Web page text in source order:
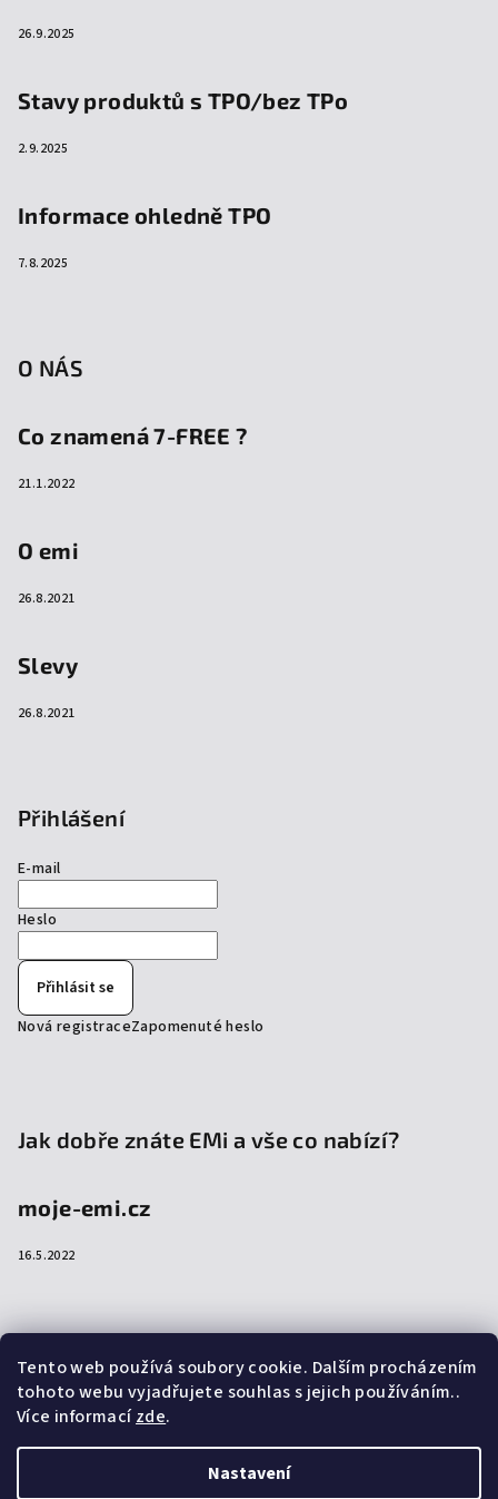
Tento web používá soubory cookie. Dalším procházením
tohoto webu vyjadřujete souhlas s jejich používáním..
Více informacízde.
Nastavení
26.9.2025
Stavy produktů s TPO/bez TPo
2.9.2025
Informace ohledně TPO
7.8.2025
O NÁS
Co znamená 7-FREE ?
21.1.2022
O emi
26.8.2021
Slevy
26.8.2021
Přihlášení
E-mail
Heslo
Přihlásit se
Nová registraceZapomenuté heslo
Jak dobře znáte EMi a vše co nabízí?
moje-emi.cz
16.5.2022
Přijímáme online platby